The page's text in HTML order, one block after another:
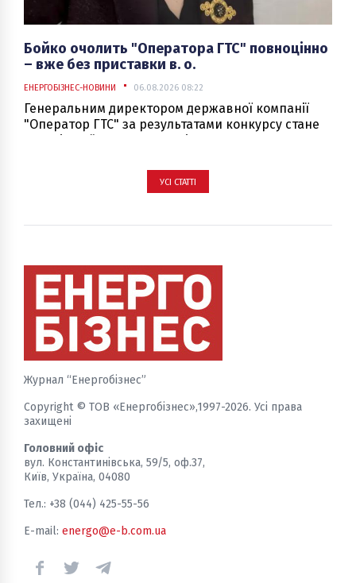
Бойко очолить "Оператора ГТС" повноцінно
– вже без приставки в. о.
ЕНЕРГОБІЗНЕС-НОВИНИ 06.08.2026 08:22
Генеральним директором державної компанії
"Оператор ГТС" за результатами конкурсу стане
Наталія Бойко. Про це повідомляють
УСІ СТАТТІ
Журнал “Енергобізнес”
Copyright © ТОВ «Енергобізнес»,1997-2026. Усі права
захищені
Головний офіс
вул. Константинівська, 59/5, оф.37,
Київ, Україна, 04080
Тел.: +38 (044) 425-55-56
E-mail: energo@e-b.com.ua